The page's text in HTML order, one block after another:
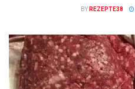
BY REZEPTE38